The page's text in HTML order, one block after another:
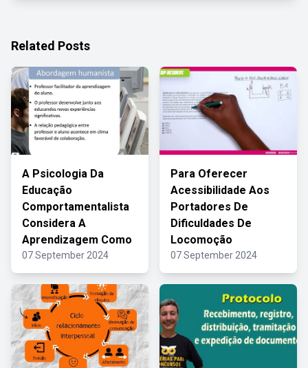
Related Posts
A Psicologia Da
Educação
Comportamentalista
Considera A
Aprendizagem Como
07 September 2024
Para Oferecer
Acessibilidade Aos
Portadores De
Dificuldades De
Locomoção
07 September 2024